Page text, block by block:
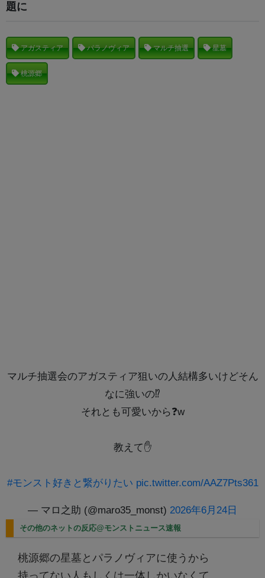
題に
アガスティア パラノヴィア マルチ抽選 星墓
桃源郷
マルチ抽選会のアガスティア狙いの人結構多いけどそん
なに強いの⁉️
それとも可愛いから❓w
教えて✋
#モンスト好きと繋がりたい pic.twitter.com/AAZ7Pts361
— マロ之助 (@maro35_monst) 2026年6月24日
その他のネットの反応@モンストニュース速報
桃源郷の星墓とパラノヴィアに使うから